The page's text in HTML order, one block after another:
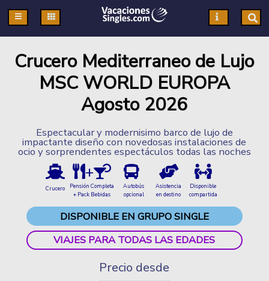
Crucero Mediterraneo de Lujo
MSC WORLD EUROPA
Agosto 2026
Espectacular y modernisimo barco de lujo de
impactante diseño con novedosas instalaciones de
ocio y sorprendentes espectáculos todas las noches
Crucero
+
Pensión Completa
+ Pack Bebidas
Autobús
opcional
Asistencia
en destino
Disponible
compartida
DISPONIBLE EN GRUPO SINGLE
VIAJES PARA TODAS LAS EDADES
Precio desde